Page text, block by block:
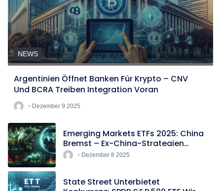
NEWS
Argentinien Öffnet Banken Für Krypto – CNV
Und BCRA Treiben Integration Voran
Dezember 9 2025
Emerging Markets ETFs 2025: China
Bremst – Ex-China-Strategien
BoomenDezember 8 2025
State Street Unterbietet